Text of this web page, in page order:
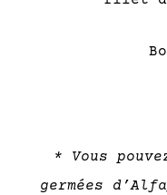
* Vous
germées